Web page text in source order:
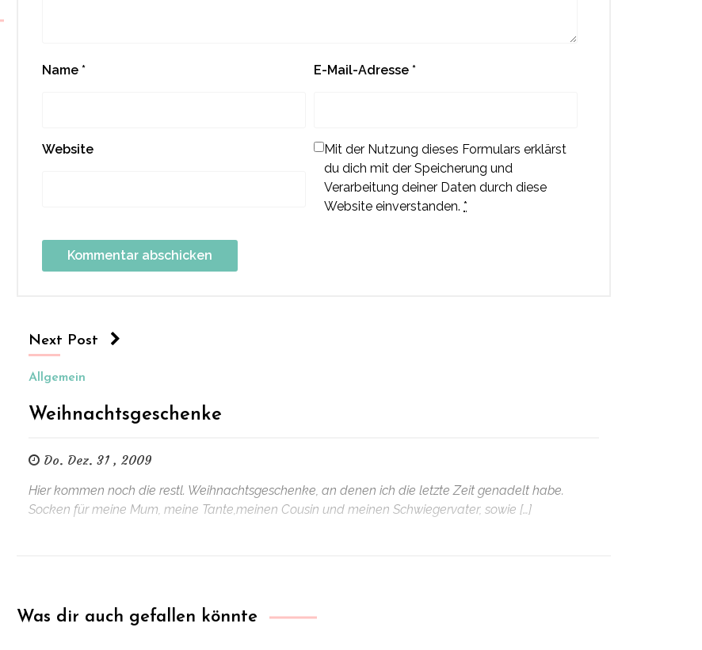
Name* E-Mail-Adresse*
Website
Mit der Nutzung dieses Formulars erklärst
du dich mit der Speicherung und
Verarbeitung deiner Daten durch diese
Website einverstanden.*
Next Post
Allgemein
Weihnachtsgeschenke
Do. Dez. 31 , 2009
Hier kommen noch die restl. Weihnachtsgeschenke, an denen ich die letzte Zeit genadelt habe.
Socken für meine Mum, meine Tante,meinen Cousin und meinen Schwiegervater, sowie […]
Was dir auch gefallen könnte